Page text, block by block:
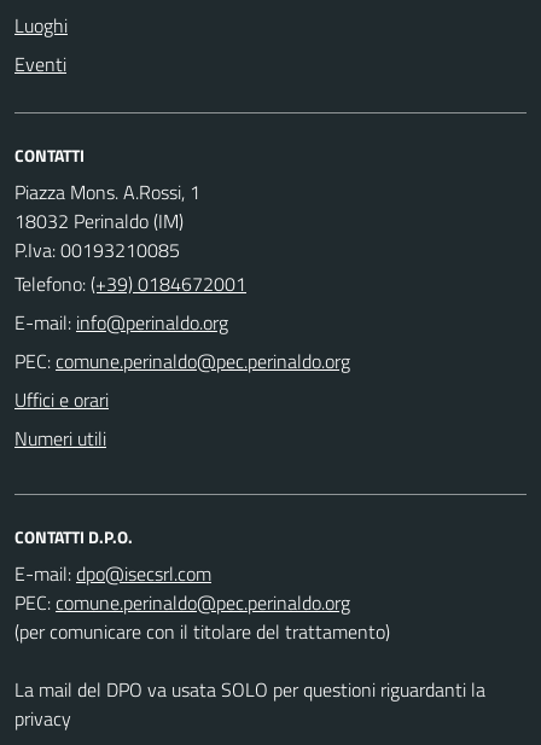
Luoghi
Eventi
CONTATTI
Piazza Mons. A.Rossi, 1
18032 Perinaldo (IM)
P.Iva: 00193210085
Telefono:(+39) 0184672001
E-mail:
PEC:
Uffici e orari
Numeri utili
CONTATTI D.P.O.
E-mail:
PEC:
(per comunicare con il titolare del trattamento)
La mail del DPO va usata SOLO per questioni riguardanti la
privacy